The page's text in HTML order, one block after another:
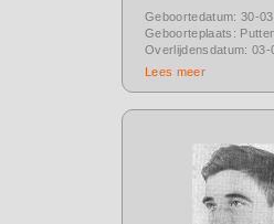
Geboortedatum: 30-
Geboorteplaats:
Overlijdensdatum: 03-
Lees meer